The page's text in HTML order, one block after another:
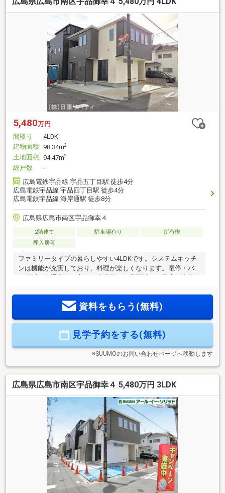
5,480万円
間取り
4LDK
建物面積 98.34m2
土地面積 94.47m2
総戸数
-
広島電鉄宇品線 宇品五丁目駅 徒歩4分
広島電鉄宇品線 宇品四丁目駅 徒歩4分
広島電鉄宇品線 海岸通駅 徒歩8分
広島県広島市南区宇品御幸４
2階建て 駐車場有り
所有権
即入居可
ファミリータイプの暮らしやすい4LDKです。システムキッチ
ンは機能が充実しており、料理が楽しくなります。電停・バ
歩4分〇広島市立宇品中学校まで 徒歩19分〇うじな保育園ま
で 徒歩3分〇ローソン 広島宇品神田五丁目店まで 徒歩4分
資料をもらう(無料)
見学予約をする(無料)
※SUUMOのお問い合わせページへ移動します
広島県広島市南区宇品御幸４ 5,480万円 3LDK